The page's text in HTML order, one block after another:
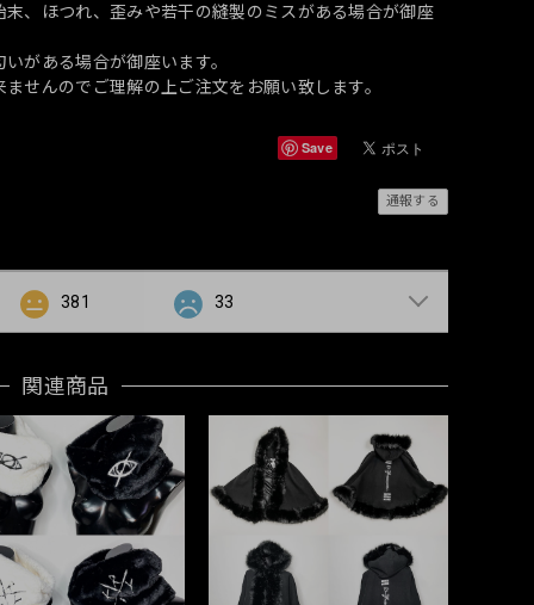
、ほつれ、歪みや若干の縫製のミスがある場合が御座
がある場合が御座います。
せんのでご理解の上ご注文をお願い致します。
Save
通報する
381 33
関連商品